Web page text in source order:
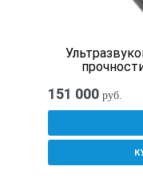
151 000 руб.